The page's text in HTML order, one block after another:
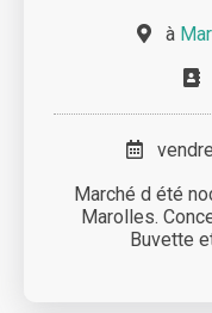
à
Marché d été
Marolles.
Buvette